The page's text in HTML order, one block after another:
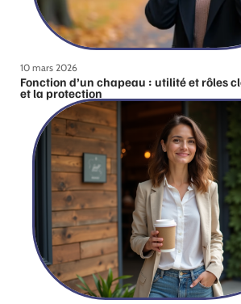
10 mars 2026
Fonction d’un chapeau : utilité et rôles
et la protection